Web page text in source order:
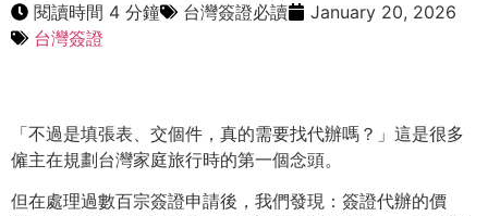
閱讀時間 4 分鐘 台灣簽證必讀
January 20, 2026
台灣簽證
「不過是填張表、交個件，真的需要找代辦嗎？」這是很多
僱主在規劃台灣家庭旅行時的第一個念頭。
但在處理過數百宗簽證申請後，我們發現：簽證代辦的價